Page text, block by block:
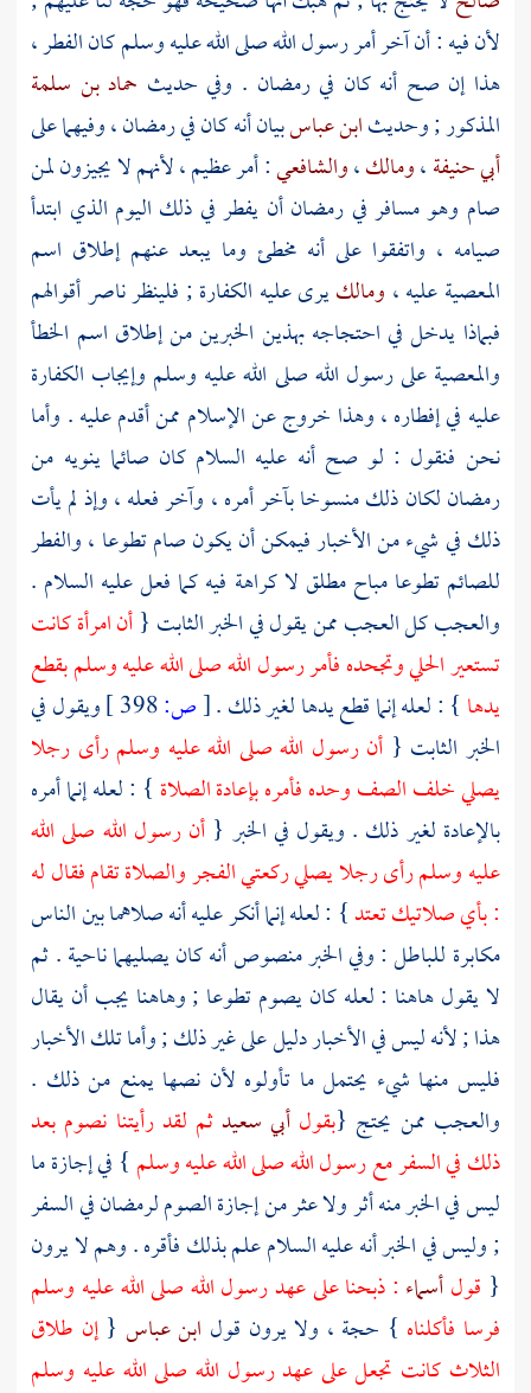
لأن فيه : أن آخر أمر رسول الله صلى الله عليه وسلم كان الفطر ،
هذا إن صح أنه كان في رمضان . وفي حديث حماد بن سلمة
المذكور ; وحديثابن عباسبيان أنه كان في رمضان ، وفيهما على
أبي حنيفة،ومالك،والشافعي: أمر عظيم ، لأنهم لا يجيزون لمن
صام وهو مسافر في رمضان أن يفطر في ذلك اليوم الذي ابتدأ
صيامه ، واتفقوا على أنه مخطئ وما يبعد عنهم إطلاق اسم
المعصية عليه ، ومالكيرى عليه الكفارة ; فلينظر ناصر أقوالهم
فبماذا يدخل في احتجاجه بهذين الخبرين من إطلاق اسم الخطأ
والمعصية على رسول الله صلى الله عليه وسلم وإيجاب الكفارة
عليه في إفطاره ، وهذا خروج عن الإسلام ممن أقدم عليه . وأما
نحن فنقول : لو صح أنه عليه السلام كان صائما ينويه من
رمضان لكان ذلك منسوخا بآخر أمره ، وآخر فعله ، وإذ لم يأت
ذلك في شيء من الأخبار فيمكن أن يكون صام تطوعا ، والفطر
للصائم تطوعا مباح مطلق لا كراهة فيه كما فعل عليه السلام .
والعجب كل العجب ممن يقول في الخبر الثابت {أن امرأة كانت
تستعير الحلي وتجحده فأمر رسول الله صلى الله عليه وسلم بقطع
يدها } : لعله إنما قطع يدها لغير ذلك .[ص:
ويقول في
الخبر الثابت { أن رسول الله صلى الله عليه وسلم رأى رجلا
يصلي خلف الصف وحده فأمره بإعادة الصلاة } : لعله إنما أمره
بالإعادة لغير ذلك . ويقول في الخبر { أن رسول الله صلى الله
عليه وسلم رأى رجلا يصلي ركعتي الفجر والصلاة تقام فقال له
: بأي صلاتيك تعتد} : لعله إنما أنكر عليه أنه صلاهما بين الناس
مكابرة للباطل : وفي الخبر منصوص أنه كان يصليهما ناحية . ثم
لا يقول هاهنا : لعله كان يصوم تطوعا ; وهاهنا يجب أن يقال
هذا ; لأنه ليس في الأخبار دليل على غير ذلك ; وأما تلك الأخبار
فليس منها شيء يحتمل ما تأولوه لأن نصها يمنع من ذلك .
والعجب ممن يحتج {بقول أبي سعيدثم لقد رأيتنا نصوم بعد
ذلك في السفر مع رسول الله صلى الله عليه وسلم } في إجازة ما
ليس في الخبر منه أثر ولا عثر من إجازة الصوم لرمضان في السفر
; وليس في الخبر أنه عليه السلام علم بذلك فأقره . وهم لا يرون
{ قولأسماء : ذبحنا على عهد رسول الله صلى الله عليه وسلم
فرسا فأكلناه } حجة ، ولا يرون قول ابن عباس {إن طلاق
الثلاث كانت تجعل على عهد رسول الله صلى الله عليه وسلم